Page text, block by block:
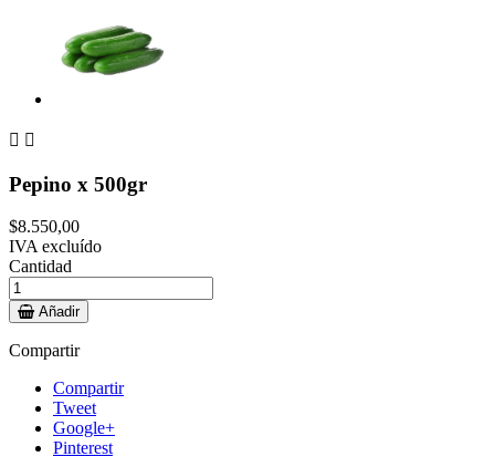
 
Pepino x 500gr
$8.550,00
IVA excluído
Cantidad
Añadir
Compartir
Compartir
Tweet
Google+
Pinterest